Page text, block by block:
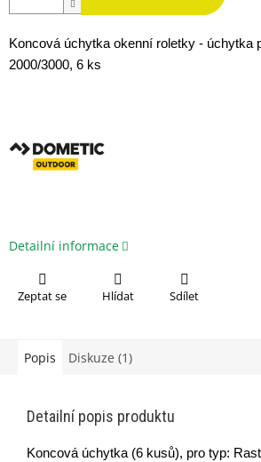
Koncová úchytka okenní roletky - úchytka
2000/3000, 6 ks
Detailní informace
Zeptat se Hlídat Sdílet
Popis Diskuze (1)
Detailní popis produktu
Koncová úchytka (6 kusů), pro typ: